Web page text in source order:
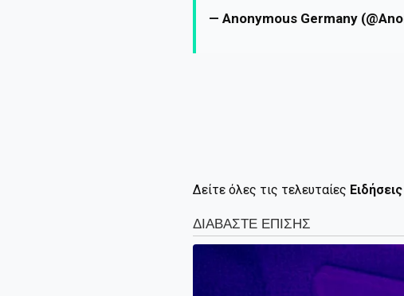
— Anonymous Germany
Δείτε όλες τις τελευταίες Ειδήσεις